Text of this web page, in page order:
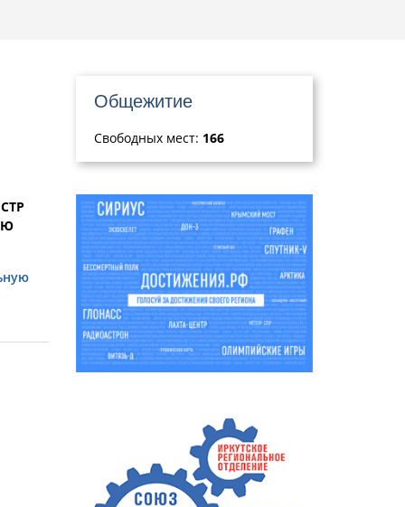
Общежитие
Свободных мест: 166